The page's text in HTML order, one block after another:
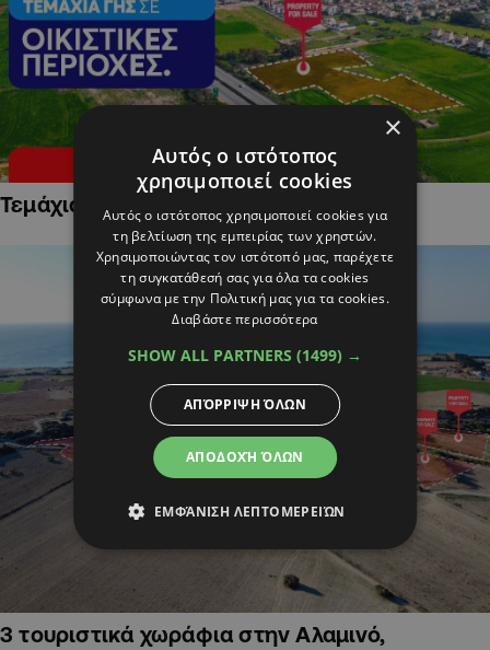
Τεμάχια Γης σε Οικιστικές Περιοχές
3 τουριστικά χωράφια στην Αλαμινό,
×
Αυτός ο ιστότοπος
χρησιμοποιεί cookies
Αυτός ο ιστότοπος χρησιμοποιεί cookies για
τη βελτίωση της εμπειρίας των χρηστών.
Χρησιμοποιώντας τον ιστότοπό μας, παρέχετε
τη συγκατάθεσή σας για όλα τα cookies
σύμφωνα με την Πολιτική μας για τα cookies.
Διαβάστε περισσότερα
SHOW ALL PARTNERS (1499) →
ΑΠΟΔΟΧΉ ΌΛΩΝ
ΑΠΌΡΡΙΨΗ ΌΛΩΝ
ΕΜΦΆΝΙΣΗ ΛΕΠΤΟΜΕΡΕΙΏΝ